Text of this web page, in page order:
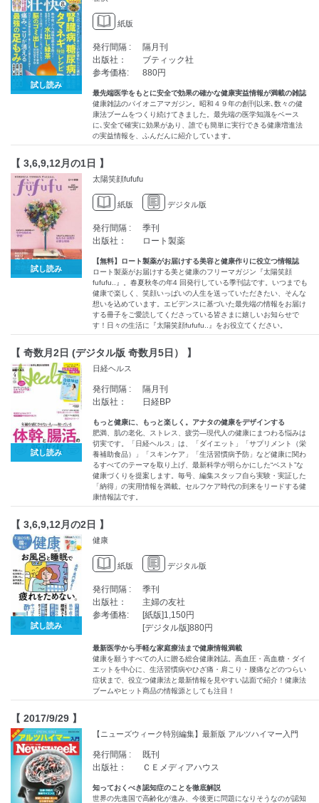
試し読み
紙版
発行間隔 :
隔月刊
出版社：
ブティック社
参考価格:
880円
最先端医学をもとに安全で効果の確かな健康実益情報が満載の雑誌
健康雑誌のパイオニアマガジン。昭和４９年の創刊以来､数々の健
康法ブームをつくり続けてきました。最先端の医学知識をベース
に､安全で確実に効果があり、誰でも簡単に実行できる健康増進法
の実益情報を、ふんだんに紹介しています。
【 3,6,9,12月の1日 】
試し読み
太陽笑顔fufufu
紙版 デジタル版
発行間隔 :
季刊
出版社：
ロート製薬
【無料】ロート製薬がお届けする美容と健康作りに役立つ情報誌
ロート製薬がお届けする美と健康のフリーマガジン『太陽笑顔
fufufu..』。春夏秋冬の年4 回発行している季刊誌です。いつまでも
健康で楽しく、笑顔いっぱいの人生を送っていただきたい、そんな
想いを込めています。エビデンスに基づいた最先端の情報をお届け
する冊子をご愛読してくださっている皆さまに嬉しいお知らせで
す！日々の生活に『太陽笑顔fufufu..』をお役立てください。
【 奇数月2日 (デジタル版 奇数月5日） 】
試し読み
日経ヘルス
発行間隔 :
隔月刊
出版社：
日経BP
もっと健康に、もっと楽しく。アナタの健康をデザインする
肥満、肌の老化、ストレス、疲労―現代人の健康にまつわる悩みは
切実です。「日経ヘルス」は、「ダイエット」「サプリメント（栄
養補助食品）」「スキンケア」「生活習慣病予防」など健康に関わ
るすべてのテーマを取り上げ、最新科学が明らかにした“ベスト”な
健康づくりを提案します。毎号、編集スタッフ自ら実験・実証した
「納得」の実用情報を満載。セルフケア時代の到来をリードする健
康情報誌です。
【 3,6,9,12月の2日 】
試し読み
健康
紙版 デジタル版
発行間隔 :
季刊
出版社：
主婦の友社
参考価格:
[紙版]1,150円
[デジタル版]880円
最新医学から手軽な家庭療法まで健康情報満載
健康を願うすべての人に贈る総合健康雑誌。高血圧・高血糖・ダイ
エットを中心に、生活習慣病やひざ痛・肩こり・腰痛などのつらい
症状まで、役立つ健康法と最新情報を見やすい誌面で紹介！健康法
ブームやヒット商品の情報源としても注目！
【 2017/9/29 】
【ニューズウィーク特別編集】最新版 アルツハイマー入門
発行間隔 :
既刊
出版社：
ＣＥメディアハウス
知っておくべき認知症のことを徹底解説
世界の先進国で高齢化が進み、今後更に問題になりそうなのが認知